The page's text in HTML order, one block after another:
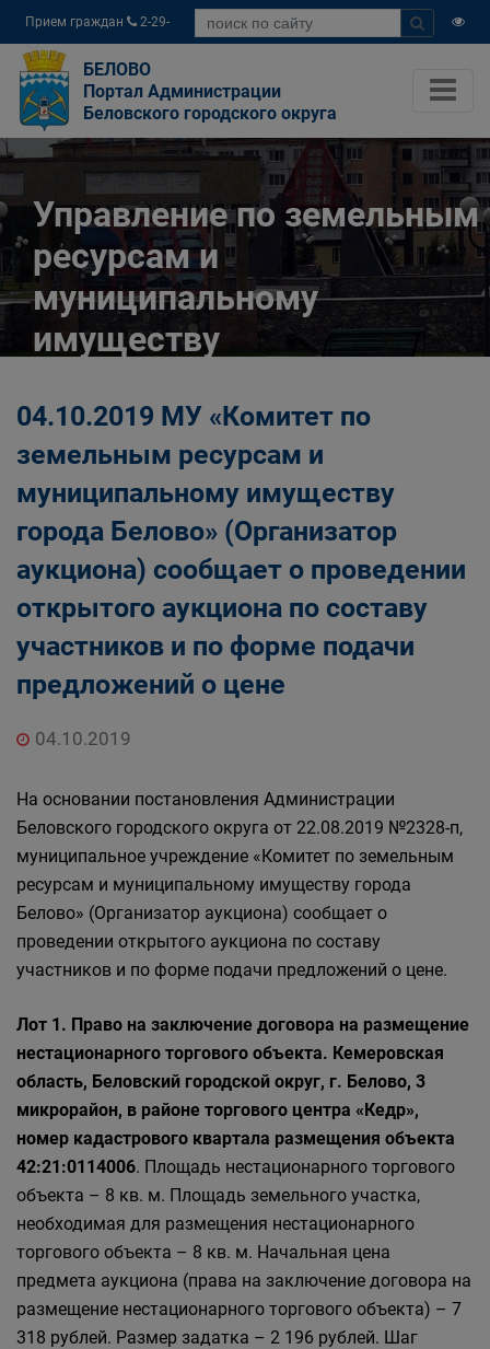
Прием граждан
2-29-
04
БЕЛОВО
Портал Администрации
Беловского городского округа
Управление по земельным
ресурсам и
муниципальному
имуществу
Беловского городского
округа
Населению
Структурные подразделения Администрации
Беловского городского округа
Управление по земельным ресурсам и
муниципальному имуществу Администрации
Беловского городского округа
04.10.2019 МУ «Комитет по
земельным ресурсам и
муниципальному имуществу
города Белово» (Организатор
аукциона) сообщает о проведении
открытого аукциона по составу
участников и по форме подачи
предложений о цене
04.10.2019
На основании постановления Администрации
Беловского городского округа от 22.08.2019 №2328-п,
муниципальное учреждение «Комитет по земельным
ресурсам и муниципальному имуществу города
Белово» (Организатор аукциона) сообщает о
проведении открытого аукциона по составу
участников и по форме подачи предложений о цене.
Лот 1. Право на заключение договора на размещение
нестационарного торгового объекта. Кемеровская
область, Беловский городской округ, г. Белово, 3
микрорайон, в районе торгового центра «Кедр»,
номер кадастрового квартала размещения объекта
42:21:0114006. Площадь нестационарного торгового
объекта – 8 кв. м. Площадь земельного участка,
необходимая для размещения нестационарного
торгового объекта – 8 кв. м. Начальная цена
предмета аукциона (права на заключение договора на
размещение нестационарного торгового объекта) – 7
318 рублей. Размер задатка – 2 196 рублей. Шаг